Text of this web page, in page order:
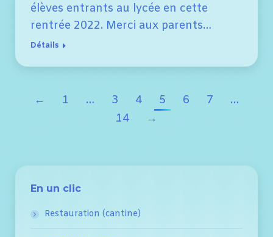
élèves entrants au lycée en cette
rentrée 2022. Merci aux parents…
Détails
← 1 … 3 4 5 6 7
…
14
→
En un clic
Restauration (cantine)